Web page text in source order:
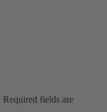
fields are